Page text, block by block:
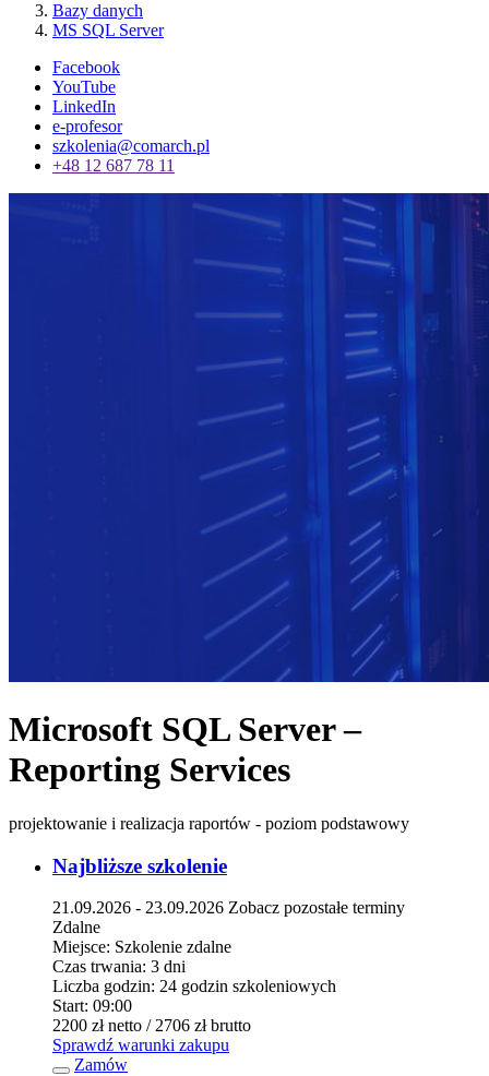
Bazy danych
MS SQL Server
Facebook
YouTube
LinkedIn
e-profesor
szkolenia@comarch.pl
+48 12 687 78 11
Microsoft SQL Server –
Reporting Services
projektowanie i realizacja raportów - poziom podstawowy
Najbliższe szkolenie
21.09.2026 - 23.09.2026 Zobacz pozostałe terminy
Zdalne
Miejsce: Szkolenie zdalne
Czas trwania: 3 dni
Liczba godzin: 24 godzin szkoleniowych
Start: 09:00
2200 złnetto / 2706 złbrutto
Sprawdź warunki zakupu
Zamów